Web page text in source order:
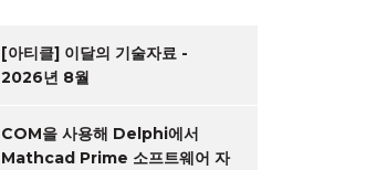
[아티클] 이달의 기술자료 -
2026년 8월
COM을 사용해 Delphi에서
Mathcad Prime 소프트웨어 자